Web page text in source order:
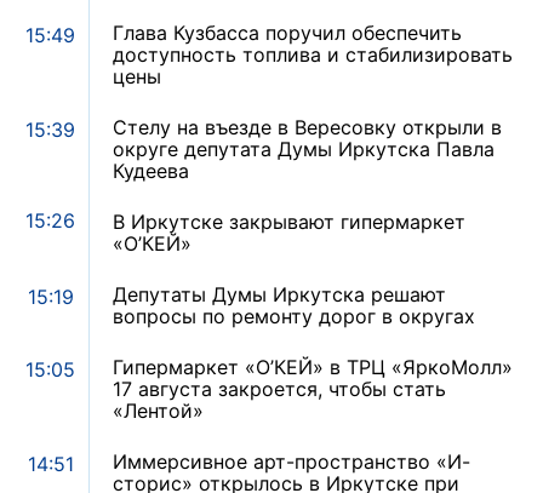
15:49
Глава Кузбасса поручил обеспечить
доступность топлива и стабилизировать
цены
15:39
Стелу на въезде в Вересовку открыли в
округе депутата Думы Иркутска Павла
Кудеева
15:26
В Иркутске закрывают гипермаркет
«О’КЕЙ»
15:19
Депутаты Думы Иркутска решают
вопросы по ремонту дорог в округах
15:05
Гипермаркет «О’КЕЙ» в ТРЦ «ЯркоМолл»
17 августа закроется, чтобы стать
«Лентой»
14:51
Иммерсивное арт-пространство «И-
сторис» открылось в Иркутске при